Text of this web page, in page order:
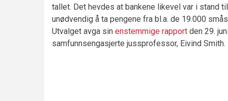
tallet. Det hevdes at bankene likevel var i stand
unødvendig å ta pengene fra bl.a. de 19.000
Utvalget avga sin enstemmige rapport den 29.
samfunnsengasjerte jussprofessor, Eivind Smith.